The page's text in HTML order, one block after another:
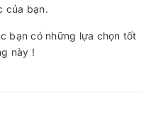
của bạn.
bạn có những lựa chọn tốt
này !